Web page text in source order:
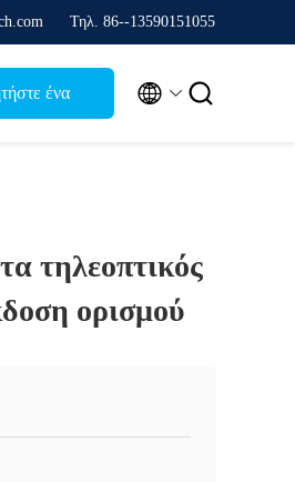
Τηλ. 86--13590151055
ένα  
τηλεοπτικός
ορισμού